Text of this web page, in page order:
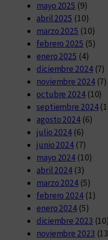
mayo 2025 (9)
abril 2025 (10)
marzo 2025 (10)
febrero 2025 (5)
enero 2025 (4)
diciembre 2024(7)
noviembre 2024(7)
octubre 2024(10)
septiembre 2024
agosto 2024(6)
julio 2024 (6)
junio 2024 (7)
mayo 2024 (10)
abril 2024 (3)
marzo 2024 (5)
febrero 2024(1)
enero 2024 (5)
diciembre 2023 (10)
noviembre 2023